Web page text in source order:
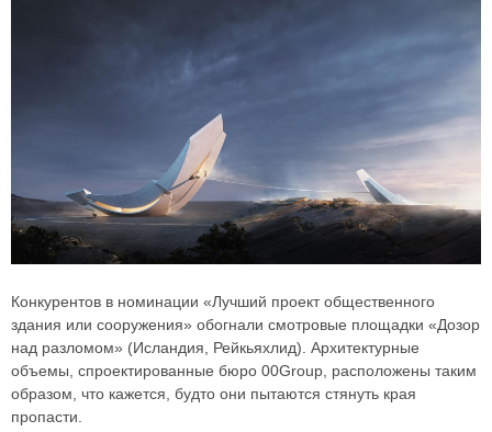
Конкурентов в номинации «Лучший проект общественного
здания или сооружения» обогнали смотровые площадки «Дозор
над разломом» (Исландия, Рейкьяхлид). Архитектурные
объемы, спроектированные бюро 00Group, расположены таким
образом, что кажется, будто они пытаются стянуть края
пропасти.